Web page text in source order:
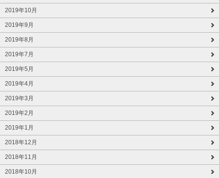
2019年10月
2019年9月
2019年8月
2019年7月
2019年5月
2019年4月
2019年3月
2019年2月
2019年1月
2018年12月
2018年11月
2018年10月